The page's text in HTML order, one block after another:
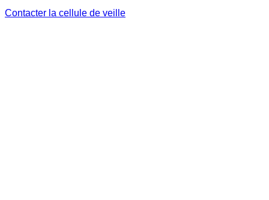
Contacter la cellule de veille